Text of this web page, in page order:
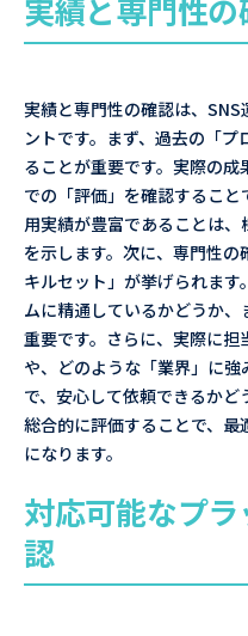
実績と専門性
実績と専門性の確認は、
ントです。まず、過去の「
ることが重要です。実際の
での「評価」を確認するこ
用実績が豊富であることは
を示します。次に、専門性
キルセット」が挙げられま
ムに精通しているかどうか
重要です。さらに、実際に
や、どのような「業界」に
で、安心して依頼できるか
総合的に評価することで、
になります。
対応可能なプ
認